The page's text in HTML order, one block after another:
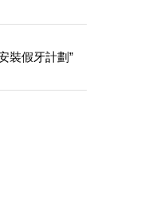
裝假牙計劃”